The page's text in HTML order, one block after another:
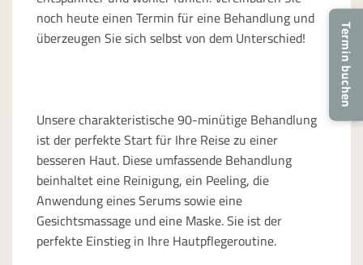
Termin buchen
noch heute einen Termin für eine Behandlung und
überzeugen Sie sich selbst von dem Unterschied!
Unsere charakteristische 90-minütige Behandlung
ist der perfekte Start für Ihre Reise zu einer
besseren Haut. Diese umfassende Behandlung
beinhaltet eine Reinigung, ein Peeling, die
Anwendung eines Serums sowie eine
Gesichtsmassage und eine Maske. Sie ist der
perfekte Einstieg in Ihre Hautpflegeroutine.